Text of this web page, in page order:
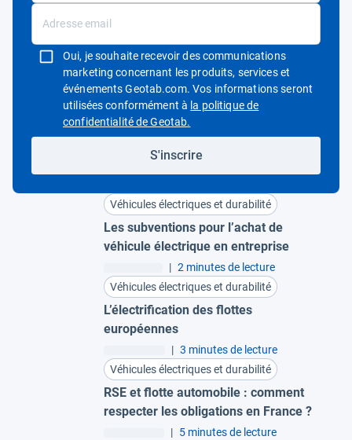
Véhicules électriques et durabilité
Les subventions pour l’achat de
véhicule électrique en entreprise
| 2 minutes de lecture
Véhicules électriques et durabilité
L’électrification des flottes
européennes
| 3 minutes de lecture
Véhicules électriques et durabilité
RSE et flotte automobile : comment
respecter les obligations en France ?
| 5 minutes de lecture
Oui, je souhaite recevoir des communications
marketing concernant les produits, services et
événements Geotab.com. Vos informations seront
utilisées conformément à la politique de
confidentialité de Geotab.
S'inscrire